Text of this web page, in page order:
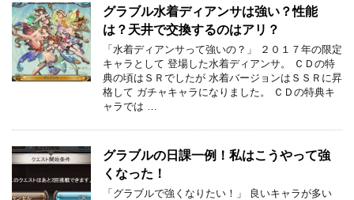
グラブル水着ディアンサは強い？性能
は？天井で交換するのはアリ？
「水着ディアンサって強いの？」 ２０１７年の限定
キャラとして 登場した水着ディアンサ。 ＣＤの特
典の頃はＳＲでしたが 水着バージョンはＳＳＲに昇
格して ガチャキャラになりました。 ＣＤの特典キ
ャラでは …
グラブルの日課一例！私はこうやって強
くなった！
「グラブルで強くなりたい！」 良いキャラが多い